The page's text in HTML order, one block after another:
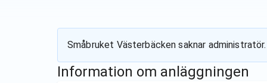
Småbruket Västerbäcken saknar
Information om anläggningen